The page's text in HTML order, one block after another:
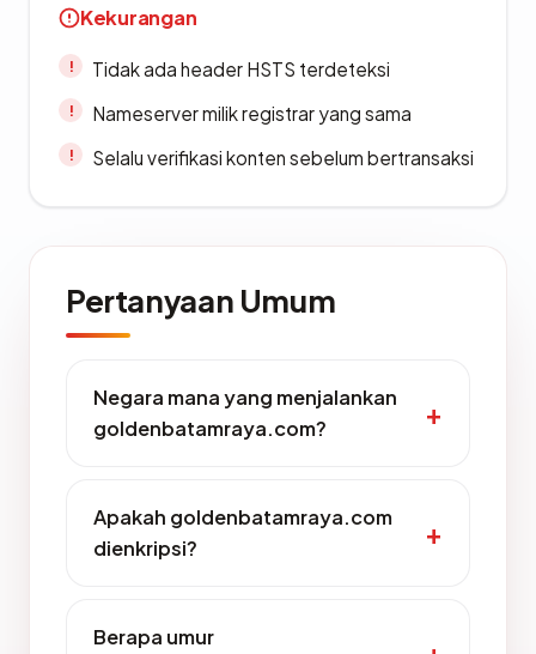
Kekurangan
Tidak ada header HSTS terdeteksi
Nameserver milik registrar yang sama
Selalu verifikasi konten sebelum bertransaksi
Pertanyaan Umum
Negara mana yang menjalankan
goldenbatamraya.com?
Apakah goldenbatamraya.com
dienkripsi?
Berapa umur